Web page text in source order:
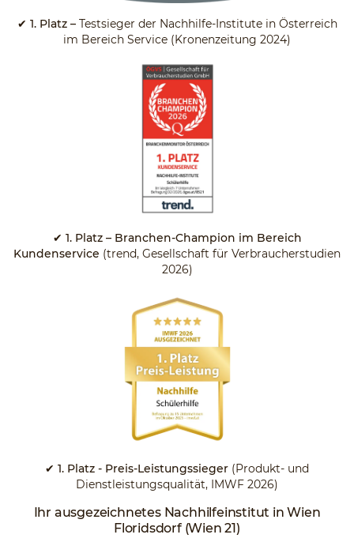
✔ 1. Platz – Testsieger der Nachhilfe-Institute in Österreich
im Bereich Service (Kronenzeitung 2024)
✔ 1. Platz – Branchen-Champion im Bereich
Kundenservice (trend, Gesellschaft für Verbraucherstudien
2026)
✔ 1. Platz - Preis-Leistungssieger (Produkt- und
Dienstleistungsqualität, IMWF 2026)
Ihr ausgezeichnetes Nachhilfeinstitut in Wien
Floridsdorf (Wien 21)